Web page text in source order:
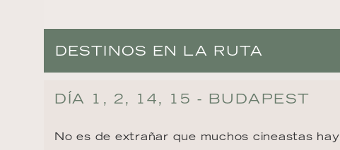
DESTINOS EN LA RUTA
DÍA 1, 2, 14, 15 - BUDAPEST
No es de extrañar que muchos cineastas